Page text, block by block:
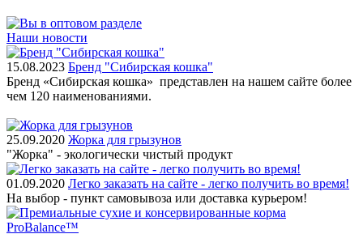
Наши новости
15.08.2023 Бренд "Сибирская кошка"
Бренд «Сибирская кошка» представлен на нашем сайте более
чем 120 наименованиями.
25.09.2020 Жорка для грызунов
"Жорка" - экологически чистый продукт
01.09.2020 Легко заказать на сайте - легко получить во время!
На выбор - пункт самовывоза или доставка курьером!